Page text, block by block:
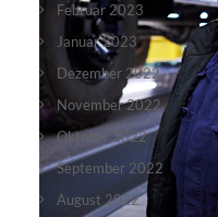
Februar 2023
Januar 2023
Dezember 2022
November 2022
Oktober 2022
September 2022
August 2022